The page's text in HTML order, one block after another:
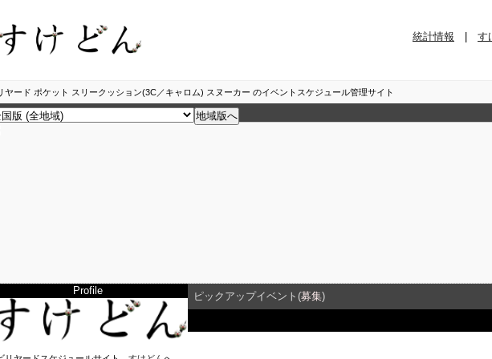
統計情報 | す
ヤード ポケット スリークッション(3C／キャロム) スヌーカー のイベントスケジュール管理サイト
Profile ピックアップイベント(募集)